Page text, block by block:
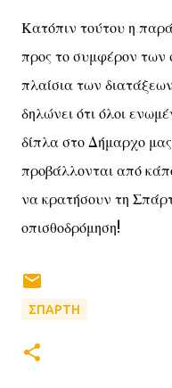
Κατόπιν τούτου η
προς το συμφέρον των
πλαίσια των
δηλώνει ότι όλοι
δίπλα στο Δήμαρχο
προβάλλονται από
να κρατήσουν τη
οπισθοδρόμηση!
ΣΠΑΡΤΗ